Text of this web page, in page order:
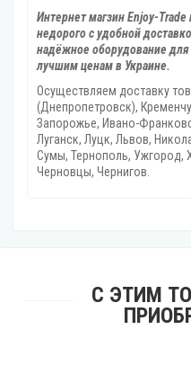
Интернет магзин Enjoy-Trade
недорого с удобной
надёжное оборудование
лучшим ценам в Украине.
Осуществляем доставку
(Днепропетровск),
Запорожье, Ивано-
Луганск, Луцк, Львов,
Сумы, Тернополь, Ужгород‎,
Черновцы, Чернигов.
С ЭТИМ